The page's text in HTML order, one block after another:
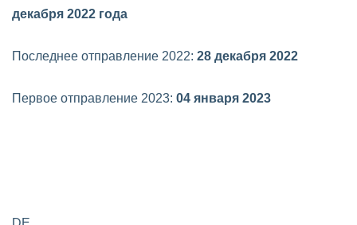
декабря 2022 года
Последнее отправление 2022: 28 декабря 2022
Первое отправление 2023: 04 января 2023